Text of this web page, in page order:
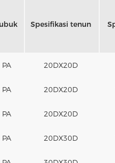
Spesifikasi tenun
PA 20DX20D
PA 20DX20D
PA 20DX20D
PA 20DX30D